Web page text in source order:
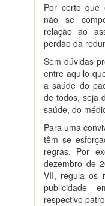
Por certo que
não se
relação ao
perdão da
Sem dúvidas
entre aquilo
a saúde do
de todos, seja
saúde, do
Para uma
têm se
regras. Por
dezembro de
VII, regula os
publicidade
respectivo